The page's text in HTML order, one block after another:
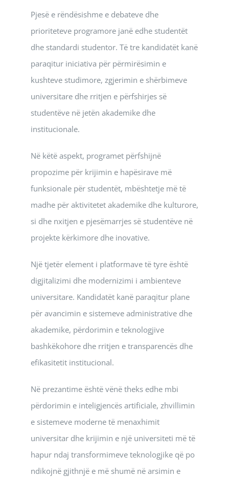
Pjesë e rëndësishme e debateve dhe
prioriteteve programore janë edhe studentët
dhe standardi studentor. Të tre kandidatët kanë
paraqitur iniciativa për përmirësimin e
kushteve studimore, zgjerimin e shërbimeve
universitare dhe rritjen e përfshirjes së
studentëve në jetën akademike dhe
institucionale.
Në këtë aspekt, programet përfshijnë
propozime për krijimin e hapësirave më
funksionale për studentët, mbështetje më të
madhe për aktivitetet akademike dhe kulturore,
si dhe nxitjen e pjesëmarrjes së studentëve në
projekte kërkimore dhe inovative.
Një tjetër element i platformave të tyre është
digjitalizimi dhe modernizimi i ambienteve
universitare. Kandidatët kanë paraqitur plane
për avancimin e sistemeve administrative dhe
akademike, përdorimin e teknologjive
bashkëkohore dhe rritjen e transparencës dhe
efikasitetit institucional.
Në prezantime është vënë theks edhe mbi
përdorimin e inteligjencës artificiale, zhvillimin
e sistemeve moderne të menaxhimit
universitar dhe krijimin e një universiteti më të
hapur ndaj transformimeve teknologjike që po
ndikojnë gjithnjë e më shumë në arsimin e